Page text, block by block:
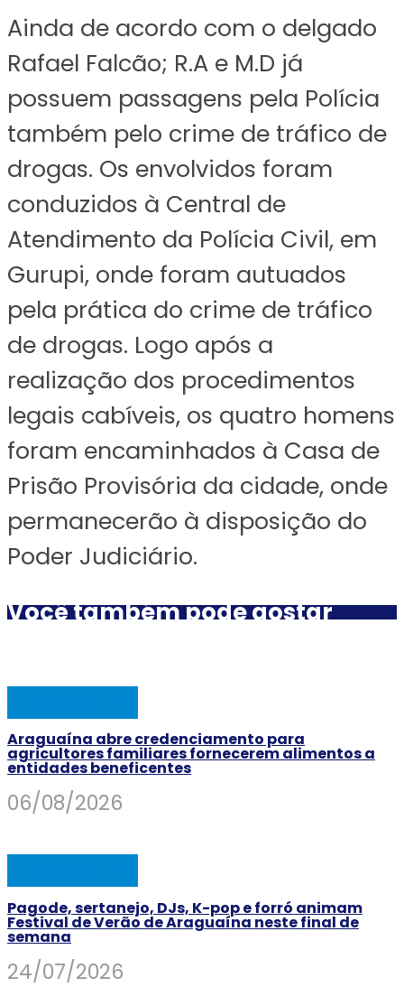
Ainda de acordo com o delgado
Rafael Falcão; R.A e M.D já
possuem passagens pela Polícia
também pelo crime de tráfico de
drogas. Os envolvidos foram
conduzidos à Central de
Atendimento da Polícia Civil, em
Gurupi, onde foram autuados
pela prática do crime de tráfico
de drogas. Logo após a
realização dos procedimentos
legais cabíveis, os quatro homens
foram encaminhados à Casa de
Prisão Provisória da cidade, onde
permanecerão à disposição do
Poder Judiciário.
Você também pode gostar
Araguaína abre credenciamento para
agricultores familiares fornecerem alimentos a
entidades beneficentes
06/08/2026
Pagode, sertanejo, DJs, K-pop e forró animam
Festival de Verão de Araguaína neste final de
semana
24/07/2026